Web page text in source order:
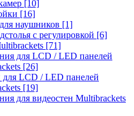
[10]
[16]
наушников [1]
с регулировкой [6]
[71]
для LCD / LED панелей
[26]
LCD / LED панелей
[19]
для видеостен Multibrackets